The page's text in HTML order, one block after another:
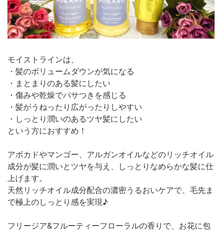
モイストラインは、
・髪のボリュームダウンが気になる
・まとまりのある髪にしたい
・傷みや乾燥でパサつきを感じる
・髪がうねったり広がったりしやすい
・しっとり潤いのあるツヤ髪にしたい
という方におすすめ！
アボカドやマンゴー、アルガンオイルなどのリッチオイル
成分が髪に潤いとツヤを与え、しっとりなめらかな髪に仕
上げます。
天然リッチオイル成分配合の濃密うるおいケアで、毛先ま
で極上のしっとり感を実現♪
フリージア&フルーティーフローラルの香りで、お花に包